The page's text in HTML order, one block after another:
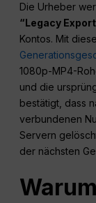
Die Urheber
“Legacy
Kontos. Mit
1080p-MP4-
und die
bestätigt, dass
verbundenen
Servern
der nächsten